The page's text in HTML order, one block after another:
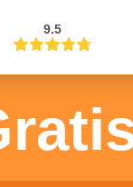
9.5